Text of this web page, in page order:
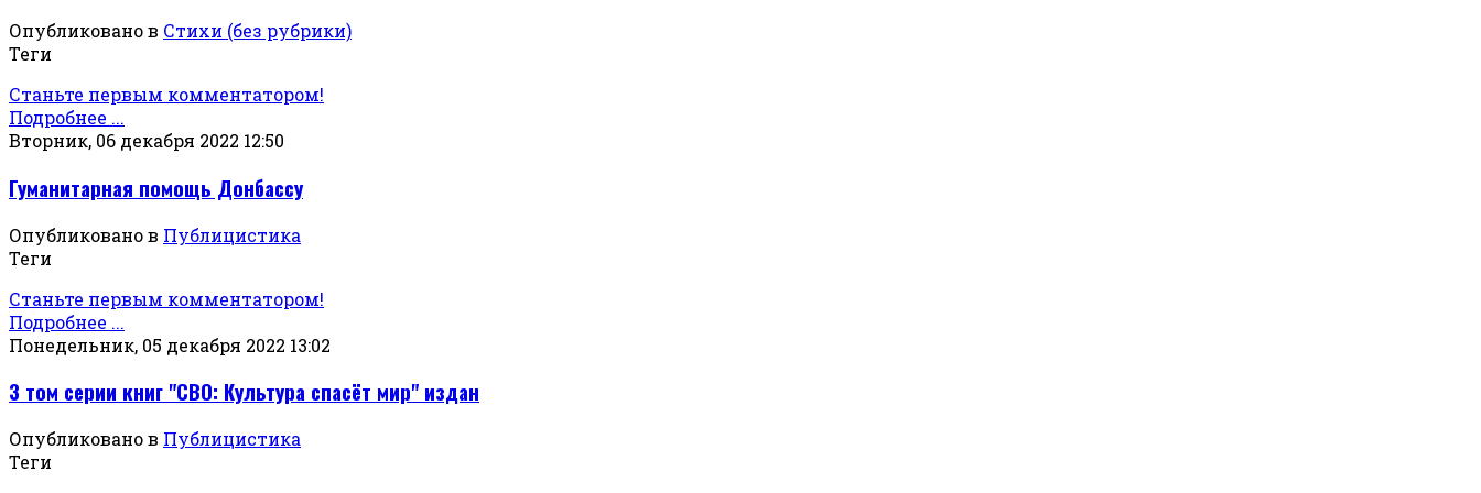
Опубликовано в Стихи (без рубрики)
Теги
Станьте первым комментатором!
Подробнее ...
Вторник, 06 декабря 2022 12:50
Гуманитарная помощь Донбассу
Опубликовано в Публицистика
Теги
Станьте первым комментатором!
Подробнее ...
Понедельник, 05 декабря 2022 13:02
3 том серии книг "СВО: Культура спасёт мир" издан
Опубликовано в Публицистика
Теги